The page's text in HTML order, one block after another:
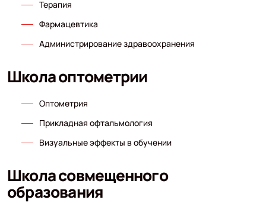
Терапия
Фармацевтика
Администрирование здравоохранения
Школа оптометрии
Оптометрия
Прикладная офтальмология
Визуальные эффекты в обучении
Школа совмещенного
образования